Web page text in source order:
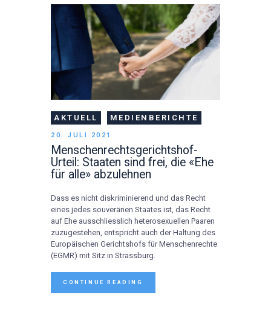
AKTUELL MEDIENBERICHTE
20. JULI 2021
Menschenrechtsgerichtshof-
Urteil: Staaten sind frei, die «Ehe
für alle» abzulehnen
Dass es nicht diskriminierend und das Recht
eines jedes souveränen Staates ist, das Recht
auf Ehe ausschliesslich heterosexuellen Paaren
zuzugestehen, entspricht auch der Haltung des
Europäischen Gerichtshofs für Menschenrechte
(EGMR) mit Sitz in Strassburg.
CONTINUE READING